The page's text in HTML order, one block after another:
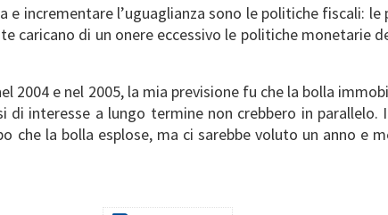
incrementare l’uguaglianza sono le politiche fiscali:
caricano di un onere eccessivo le politiche monetarie
2004 e nel 2005, la mia previsione fu che la bolla
interesse a lungo termine non crebbero in parallelo.
la bolla esplose, ma ci sarebbe voluto un anno e